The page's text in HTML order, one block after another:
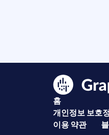
홈
개인정보 보호
이용 약관